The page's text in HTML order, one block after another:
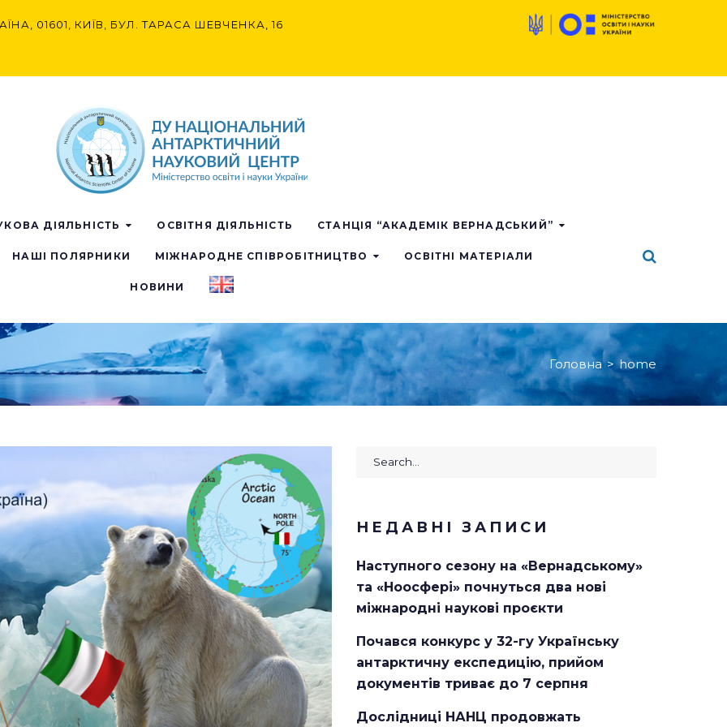
01601, КИЇВ, БУЛ. ТАРАСА ШЕВЧЕНКА, 16
ДІЯЛЬНІСТЬ ОСВІТНЯ ДІЯЛЬНІСТЬ СТАНЦІЯ “АКАДЕМІК ВЕРНАДСЬКИЙ”
НАШІ ПОЛЯРНИКИ МІЖНАРОДНЕ СПІВРОБІТНИЦТВО ОСВІТНІ МАТЕРІАЛИ
НОВИНИ
Головна > home
НЕДАВНІ ЗАПИСИ
Наступного сезону на «Вернадському»
та «Ноосфері» почнуться два нові
міжнародні наукові проєкти
Почався конкурс у 32-гу Українську
антарктичну експедицію, прийом
документів триває до 7 серпня
Дослідниці НАНЦ продовжать